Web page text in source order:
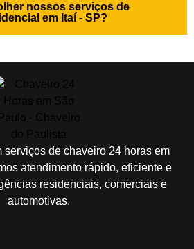
nossos serviços de
em Itaí - SP?
serviços de chaveiro 24 horas em
atendimento rápido, eficiente e
residenciais, comerciais e
automotivas.